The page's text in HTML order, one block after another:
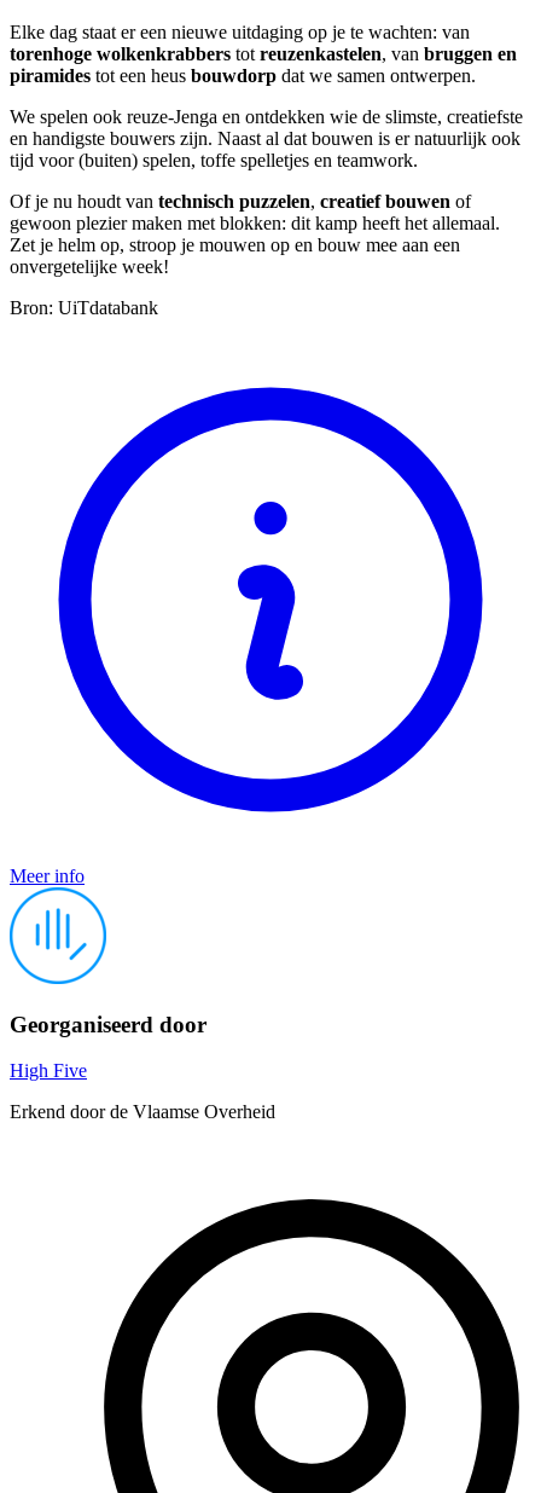
Elke dag staat er een nieuwe uitdaging op je te wachten: van
torenhoge wolkenkrabbers tot reuzenkastelen, van bruggen en
piramides tot een heus bouwdorp dat we samen ontwerpen.
We spelen ook reuze-Jenga en ontdekken wie de slimste, creatiefste
en handigste bouwers zijn. Naast al dat bouwen is er natuurlijk ook
tijd voor (buiten) spelen, toffe spelletjes en teamwork.
Of je nu houdt van technisch puzzelen, creatief bouwen of
gewoon plezier maken met blokken: dit kamp heeft het allemaal.
Zet je helm op, stroop je mouwen op en bouw mee aan een
onvergetelijke week!
Bron: UiTdatabank
Meer info
Georganiseerd door
High Five
Erkend door de Vlaamse Overheid